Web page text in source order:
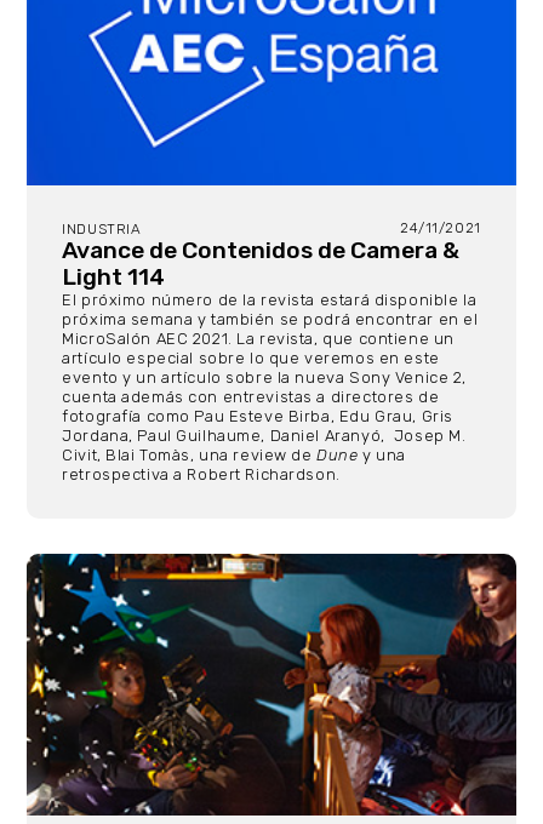
INDUSTRIA 24/11/2021
Avance de Contenidos de Camera &
Light 114
El próximo número de la revista estará disponible la
próxima semana y también se podrá encontrar en el
MicroSalón AEC 2021. La revista, que contiene un
artículo especial sobre lo que veremos en este
evento y un artículo sobre la nueva Sony Venice 2,
cuenta además con entrevistas a directores de
fotografía como Pau Esteve Birba, Edu Grau, Gris
Jordana, Paul Guilhaume, Daniel Aranyó, Josep M.
Civit, Blai Tomàs, una review deDune y una
retrospectiva a Robert Richardson.